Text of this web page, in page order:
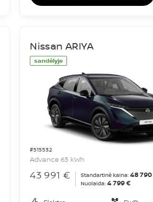
sandėlyje
#515532
Nissan ARIYA
Advance 63 kWh
43 991 € Standartinė kaina: 48
Nuolaida: 4 799 €